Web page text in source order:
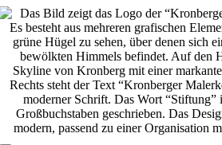
Zum
Inhalt
springen